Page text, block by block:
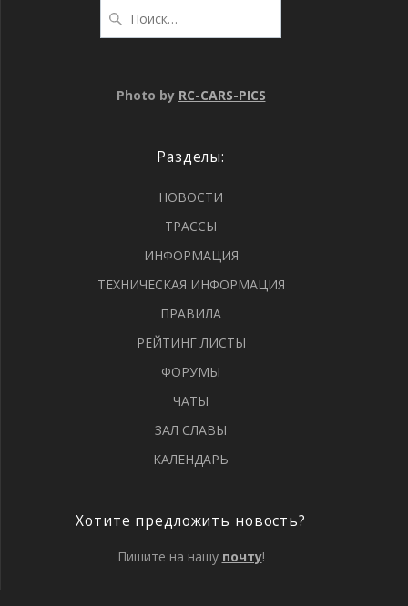
Photo by RC-CARS-PICS
Разделы:
НОВОСТИ
ТРАССЫ
ИНФОРМАЦИЯ
ТЕХНИЧЕСКАЯ ИНФОРМАЦИЯ
ПРАВИЛА
РЕЙТИНГ ЛИСТЫ
ФОРУМЫ
ЧАТЫ
ЗАЛ СЛАВЫ
КАЛЕНДАРЬ
Хотите предложить новость?
Пишите на нашу почту!